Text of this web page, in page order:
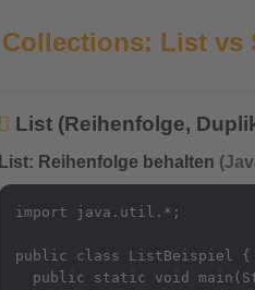
Collections: List vs
List (Reihenfolge,
List: Reihenfolge behalten
import java.util.*;
public class ListBeispiel {
public static void